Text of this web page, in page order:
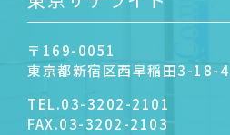
〒169-0051
東京都新宿区西早稲田3-18-4
TEL.03-3202-2101
FAX.03-3202-2103